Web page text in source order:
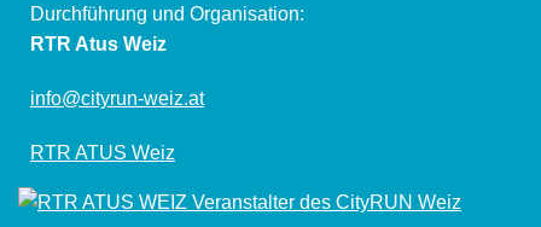
Durchführung und Organisation:
RTR Atus Weiz
info@cityrun-weiz.at
RTR ATUS Weiz